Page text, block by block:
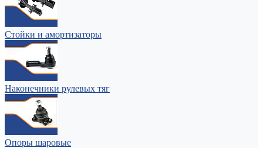
Стойки и амортизаторы
Наконечники рулевых тяг
Опоры шаровые